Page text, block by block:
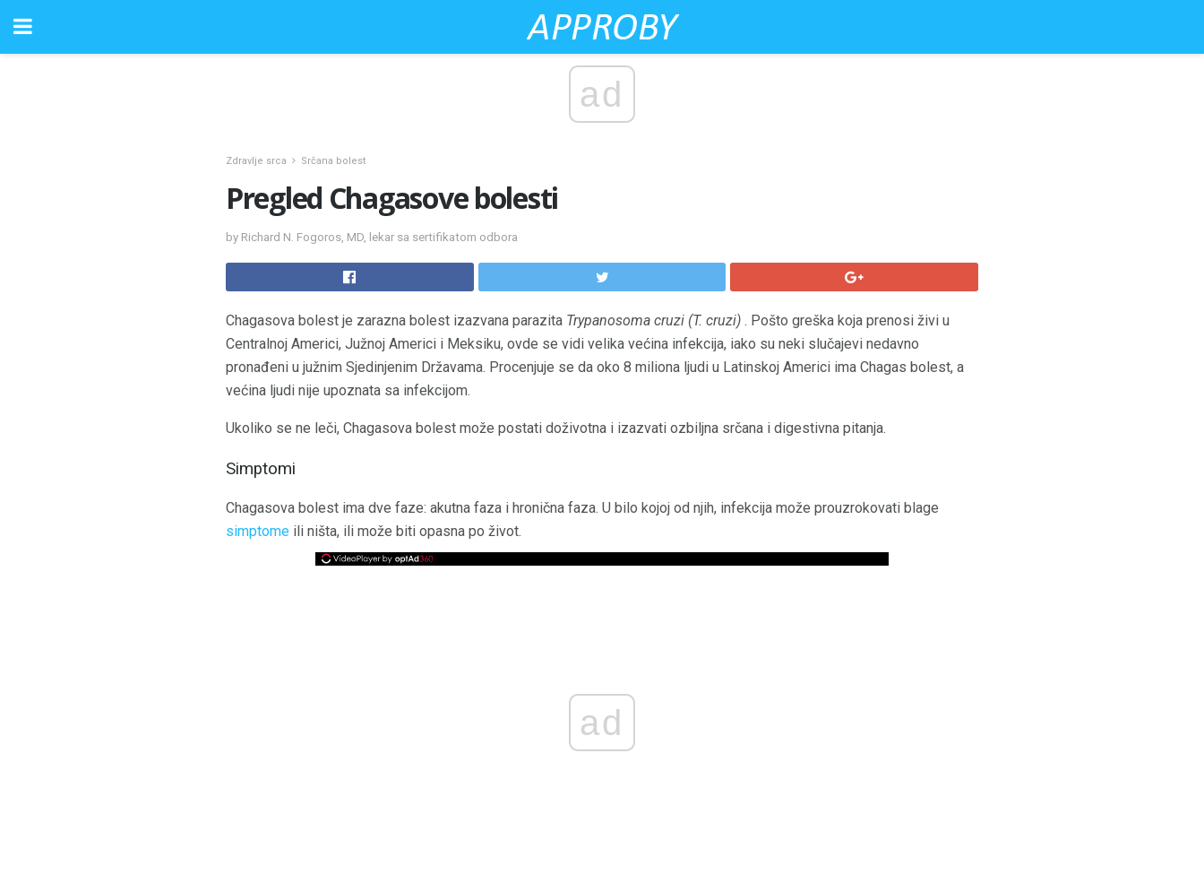
ad
Zdravlje srca Srčana bolest
Pregled Chagasove bolesti
by Richard N. Fogoros, MD, lekar sa sertifikatom odbora
Chagasova bolest je zarazna bolest izazvana parazita Trypanosoma cruzi (T. cruzi) . Pošto greška koja prenosi živi u
Centralnoj Americi, Južnoj Americi i Meksiku, ovde se vidi velika većina infekcija, iako su neki slučajevi nedavno
pronađeni u južnim Sjedinjenim Državama. Procenjuje se da oko 8 miliona ljudi u Latinskoj Americi ima Chagas bolest, a
većina ljudi nije upoznata sa infekcijom.
Ukoliko se ne leči, Chagasova bolest može postati doživotna i izazvati ozbiljna srčana i digestivna pitanja.
Simptomi
Chagasova bolest ima dve faze: akutna faza i hronična faza. U bilo kojoj od njih, infekcija može prouzrokovati blage
simptome ili ništa, ili može biti opasna po život.
ad